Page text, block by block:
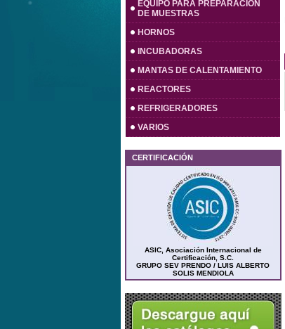
EQUIPO PARA PREPARACION
DE MUESTRAS
HORNOS
INCUBADORAS
MANTAS DE CALENTAMIENTO
REACTORES
REFRIGERADORES
VARIOS
CERTIFICACIÓN
ASIC, Asociación Internacional de
Certificación, S.C.
GRUPO SEV PRENDO / LUIS ALBERTO
SOLIS MENDIOLA